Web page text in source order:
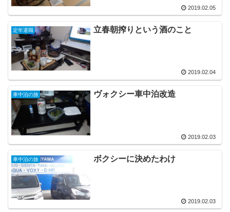
2019.02.05
定年退職 立春朝搾りという酒のこと
2019.02.04
車中泊の旅 ヴォクシー車中泊改造
2019.02.03
車中泊の旅 ボクシーに決めたわけ
2019.02.03